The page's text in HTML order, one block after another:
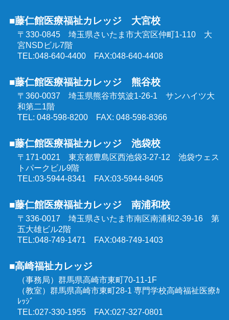
埼玉県委託 公共職業訓練
群馬県委託 公共職業訓練
東京都委託 公共職業訓練
精神保健福祉士受験対策講座（オンラインコース）
■藤仁館医療福祉カレッジ 大宮校
〒330-0845 埼玉県さいたま市大宮区仲町1-110 大
宮NSDビル7階
TEL:048-640-4400 FAX:048-640-4408
■藤仁館医療福祉カレッジ 熊谷校
〒360-0037 埼玉県熊谷市筑波1-26-1 サンハイツ大
和第二1階
TEL: 048-598-8200 FAX: 048-598-8366
■藤仁館医療福祉カレッジ 池袋校
〒171-0021 東京都豊島区西池袋3-27-12 池袋ウェス
トパークビル9階
TEL:03-5944-8341 FAX:03-5944-8405
■藤仁館医療福祉カレッジ 南浦和校
〒336-0017 埼玉県さいたま市南区南浦和2-39-16 第
五大雄ビル2階
TEL:048-749-1471 FAX:048-749-1403
■高崎福祉カレッジ
（事務局）群馬県高崎市東町70-11-1F
（教室）群馬県高崎市東町28-1 専門学校高崎福祉医療ｶ
ﾚｯｼﾞ
TEL:027-330-1955 FAX:027-327-0801